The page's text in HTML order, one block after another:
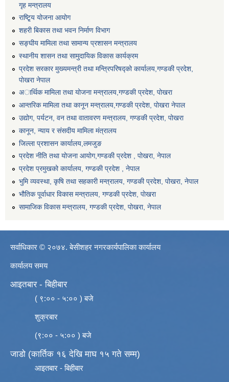
गृह मन्त्रालय
राष्टि्ृय योजना आयोग
शहरी बिकास तथा भवन निर्माण विभाग
सङ्घीय मामिला तथा सामान्य प्रशासन मन्त्रालय
स्थानीय शासन तथा सामुदायिक विकास कार्यक्रम
प्रदेश सरकार मुख्यमन्त्री तथा मन्त्रिपरिषद्को कार्यालय,गण्डकी प्रदेश,
पाेखरा नेपाल
अार्थिक मामिला तथा योजना मन्त्रालय,गण्डकी प्रदेश, पोखरा
आन्तरिक मामिला तथा कानून मन्त्रालय,गण्डकी प्रदेश, पाेखरा नेपाल
उद्योग, पर्यटन, वन तथा वातावरण मन्त्रालय, गण्डकी प्रदेश, पोखरा
कानून, न्याय र संसदीय मामिला मंत्रालय
जिल्ला प्रशासन कार्यालय,लमजुङ
प्रदेश नीति तथा योजना आयोग,गण्डकी प्रदेश , पोखरा, नेपाल
प्रदेश प्रमुखको कार्यालय, गण्डकी प्रदेश , नेपाल
भुमि व्यवस्था, कृषि तथा सहकारी मन्त्रालय, गण्डकी प्रदेश, पोखरा, नेपाल
भौतिक पूर्वाधार विकास मन्त्रालय, गण्डकी प्रदेश, पाेखरा
सामाजिक विकास मन्त्रालय, गण्डकी प्रदेश, पोखरा, नेपाल
सर्वाधिकार © २०७४. बेसीशहर नगरकार्यपालिका कार्यालय
कार्यालय समय
आइतबार - बिहीबार
( ९:०० - ५:०० ) बजे
शुक्रबार
(९:०० - ५:०० ) बजे
जाडो (कार्तिक १६ देखि माघ १५ गते सम्म)
आइतबार - बिहीबार